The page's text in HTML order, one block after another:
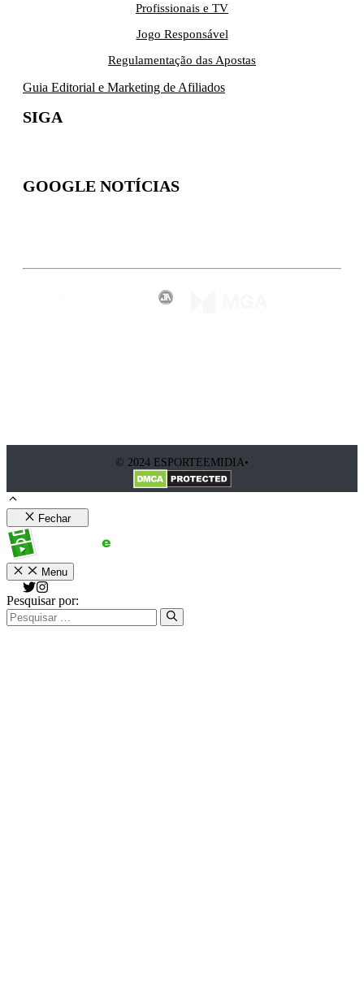
Profissionais e TV
Jogo Responsável
Regulamentação das Apostas
Guia Editorial e Marketing de Afiliados
SIGA
GOOGLE NOTÍCIAS
© 2024 ESPORTEEMIDIA•
Fechar
Menu
Pesquisar por: